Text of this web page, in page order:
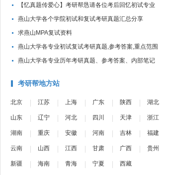
【忆真题传爱心】考研帮恳请各位考后回忆初试专业
课真题
燕山大学各个学院初试和复试考研真题汇总分享
求燕山MPA复试资料
燕山大学各专业初试复试考研真题,参考答案,重点范围
燕山大学各专业历年考研真题、参考答案、内部笔记
考研帮地方站
北京 江苏 上海 广东 陕西 湖北
山东 辽宁 河北 四川 天津 浙江
湖南 重庆 安徽 河南 吉林 福建
云南 山西 江西 甘肃 广西 贵州
新疆 海南 青海 宁夏 西藏